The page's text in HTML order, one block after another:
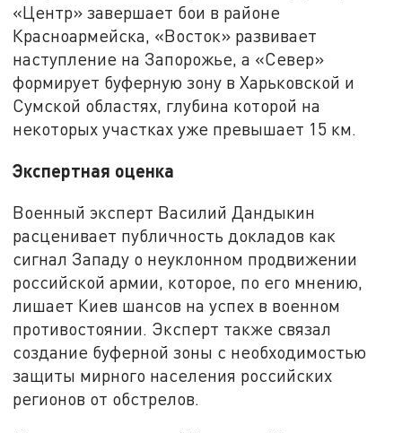
«Центр» завершает бои в районе
Красноармейска, «Восток» развивает
наступление на Запорожье, а «Север»
формирует буферную зону в Харьковской и
Сумской областях, глубина которой на
некоторых участках уже превышает 15 км.
Экспертная оценка
Военный эксперт Василий Дандыкин
расценивает публичность докладов как
сигнал Западу о неуклонном продвижении
российской армии, которое, по его мнению,
лишает Киев шансов на успех в военном
противостоянии. Эксперт также связал
создание буферной зоны с необходимостью
защиты мирного населения российских
регионов от обстрелов.